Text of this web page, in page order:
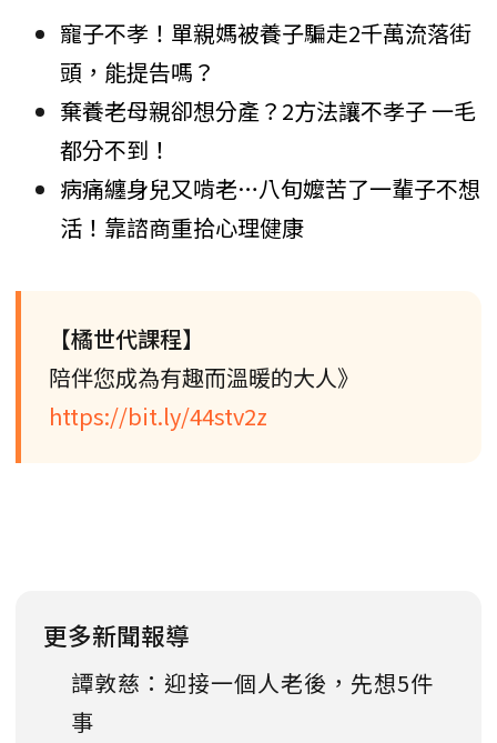
寵子不孝！單親媽被養子騙走2千萬流落街
頭，能提告嗎？
棄養老母親卻想分產？2方法讓不孝子 一毛
都分不到！
病痛纏身兒又啃老…八旬嬤苦了一輩子不想
活！靠諮商重拾心理健康
【橘世代課程】
陪伴您成為有趣而溫暖的大人》
https://bit.ly/44stv2z
更多新聞報導
譚敦慈：迎接一個人老後，先想5件
事